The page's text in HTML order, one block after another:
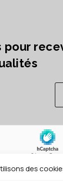
des
pour
données